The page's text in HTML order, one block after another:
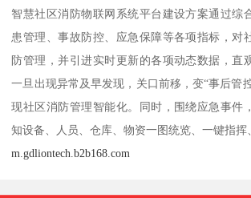
智慧社区消防物联网系统平台建设方案通过综
患管理、事故防控、应急保障等各项指标，对
防管理，并引进实时更新的各项动态数据，直
一旦出现异常及早发现，关口前移，变“事后管
现社区消防管理智能化。同时，围绕应急事件
知设备、人员、仓库、物资一图统览、一键指挥
m.gdliontech.b2b168.com